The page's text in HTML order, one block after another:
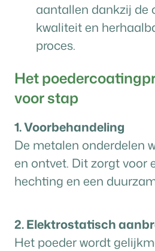
aantallen dankzij de
kwaliteit en
proces.
Het
voor stap
1. Voorbehandeling
De metalen onderdelen
en ontvet. Dit zorgt voor
hechting en een
2. Elektrostatisch
Het poeder wordt